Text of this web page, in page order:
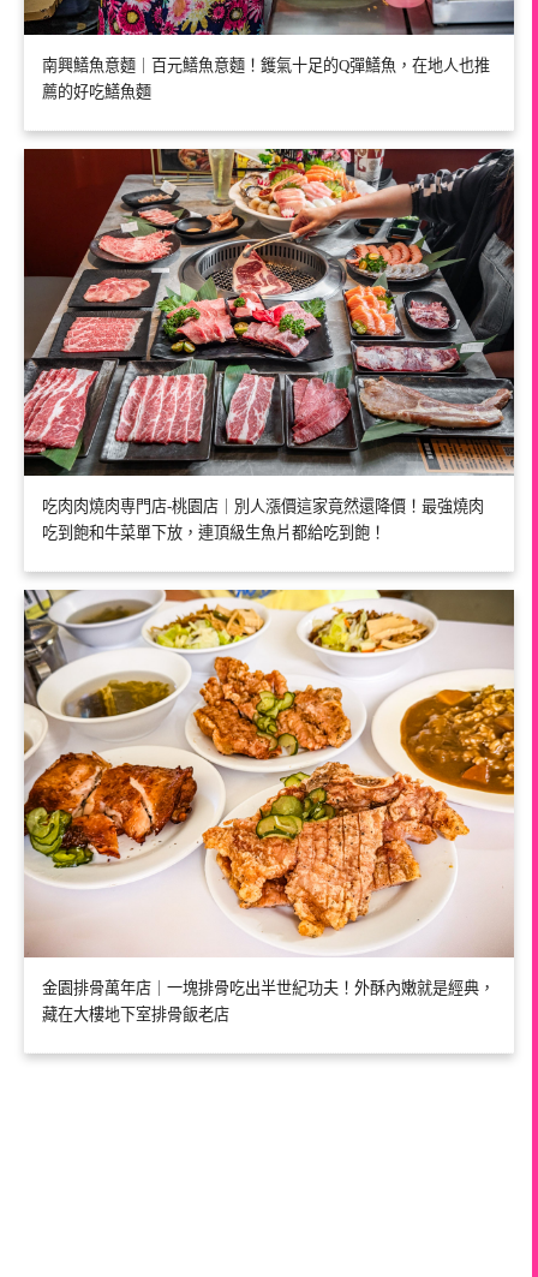
南興鱔魚意麵｜百元鱔魚意麵！鑊氣十足的Q彈鱔魚，在地人也推
薦的好吃鱔魚麵
吃肉肉燒肉専門店-桃園店｜別人漲價這家竟然還降價！最強燒肉
吃到飽和牛菜單下放，連頂級生魚片都給吃到飽！
金園排骨萬年店｜一塊排骨吃出半世紀功夫！外酥內嫩就是經典，
藏在大樓地下室排骨飯老店